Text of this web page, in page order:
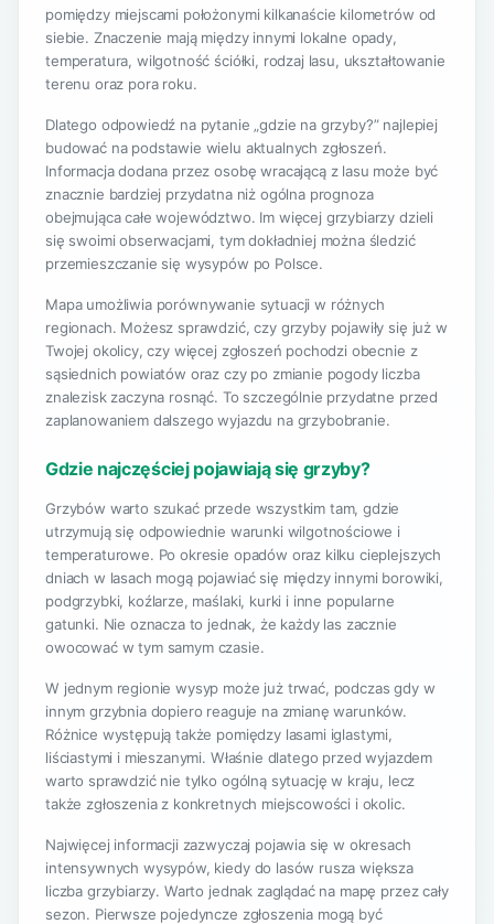
pomiędzy miejscami położonymi kilkanaście kilometrów od
siebie. Znaczenie mają między innymi lokalne opady,
temperatura, wilgotność ściółki, rodzaj lasu, ukształtowanie
terenu oraz pora roku.
Dlatego odpowiedź na pytanie „gdzie na grzyby?” najlepiej
budować na podstawie wielu aktualnych zgłoszeń.
Informacja dodana przez osobę wracającą z lasu może być
znacznie bardziej przydatna niż ogólna prognoza
obejmująca całe województwo. Im więcej grzybiarzy dzieli
się swoimi obserwacjami, tym dokładniej można śledzić
przemieszczanie się wysypów po Polsce.
Mapa umożliwia porównywanie sytuacji w różnych
regionach. Możesz sprawdzić, czy grzyby pojawiły się już w
Twojej okolicy, czy więcej zgłoszeń pochodzi obecnie z
sąsiednich powiatów oraz czy po zmianie pogody liczba
znalezisk zaczyna rosnąć. To szczególnie przydatne przed
zaplanowaniem dalszego wyjazdu na grzybobranie.
Gdzie najczęściej pojawiają się grzyby?
Grzybów warto szukać przede wszystkim tam, gdzie
utrzymują się odpowiednie warunki wilgotnościowe i
temperaturowe. Po okresie opadów oraz kilku cieplejszych
dniach w lasach mogą pojawiać się między innymi borowiki,
podgrzybki, koźlarze, maślaki, kurki i inne popularne
gatunki. Nie oznacza to jednak, że każdy las zacznie
owocować w tym samym czasie.
W jednym regionie wysyp może już trwać, podczas gdy w
innym grzybnia dopiero reaguje na zmianę warunków.
Różnice występują także pomiędzy lasami iglastymi,
liściastymi i mieszanymi. Właśnie dlatego przed wyjazdem
warto sprawdzić nie tylko ogólną sytuację w kraju, lecz
także zgłoszenia z konkretnych miejscowości i okolic.
Najwięcej informacji zazwyczaj pojawia się w okresach
intensywnych wysypów, kiedy do lasów rusza większa
liczba grzybiarzy. Warto jednak zaglądać na mapę przez cały
sezon. Pierwsze pojedyncze zgłoszenia mogą być